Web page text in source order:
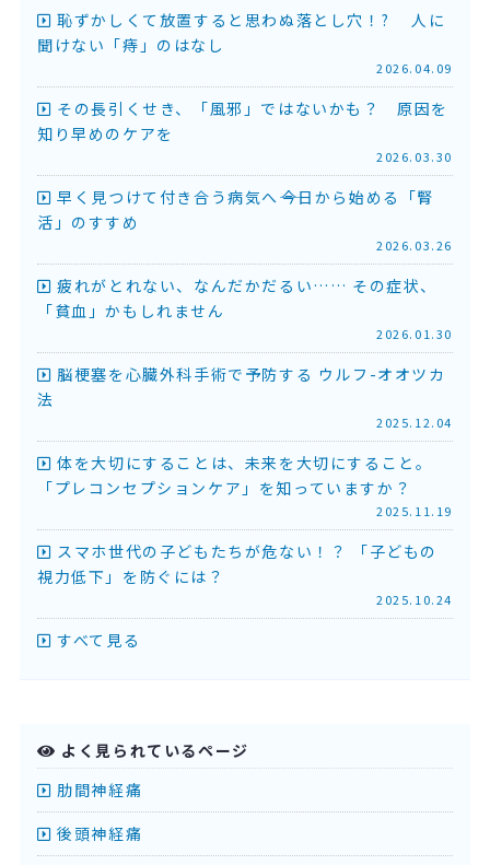
恥ずかしくて放置すると思わぬ落とし穴！? 人に
聞けない「痔」のはなし
2026.04.09
その長引くせき、「風邪」ではないかも？ 原因を
知り早めのケアを
2026.03.30
早く見つけて付き合う病気へ――今日から始める「腎
活」のすすめ
2026.03.26
疲れがとれない、なんだかだるい…… その症状、
「貧血」かもしれません
2026.01.30
脳梗塞を心臓外科手術で予防する ウルフ-オオツカ
法
2025.12.04
体を大切にすることは、未来を大切にすること。
「プレコンセプションケア」を知っていますか？
2025.11.19
スマホ世代の子どもたちが危ない！？ 「子どもの
視力低下」を防ぐには？
2025.10.24
すべて見る
よく見られているページ
肋間神経痛
後頭神経痛